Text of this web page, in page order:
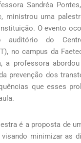
Sandréa
ministrou uma
O evento
do
no campus da
a professora
prevenção dos
que esses
é a proposta de
minimizar as